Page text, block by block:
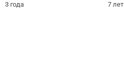
3 года 7 лет